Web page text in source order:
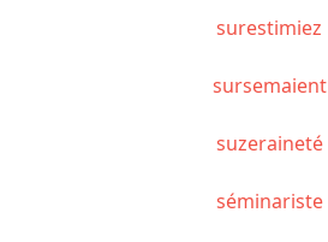
surestimiez
sursemaient
suzeraineté
séminariste